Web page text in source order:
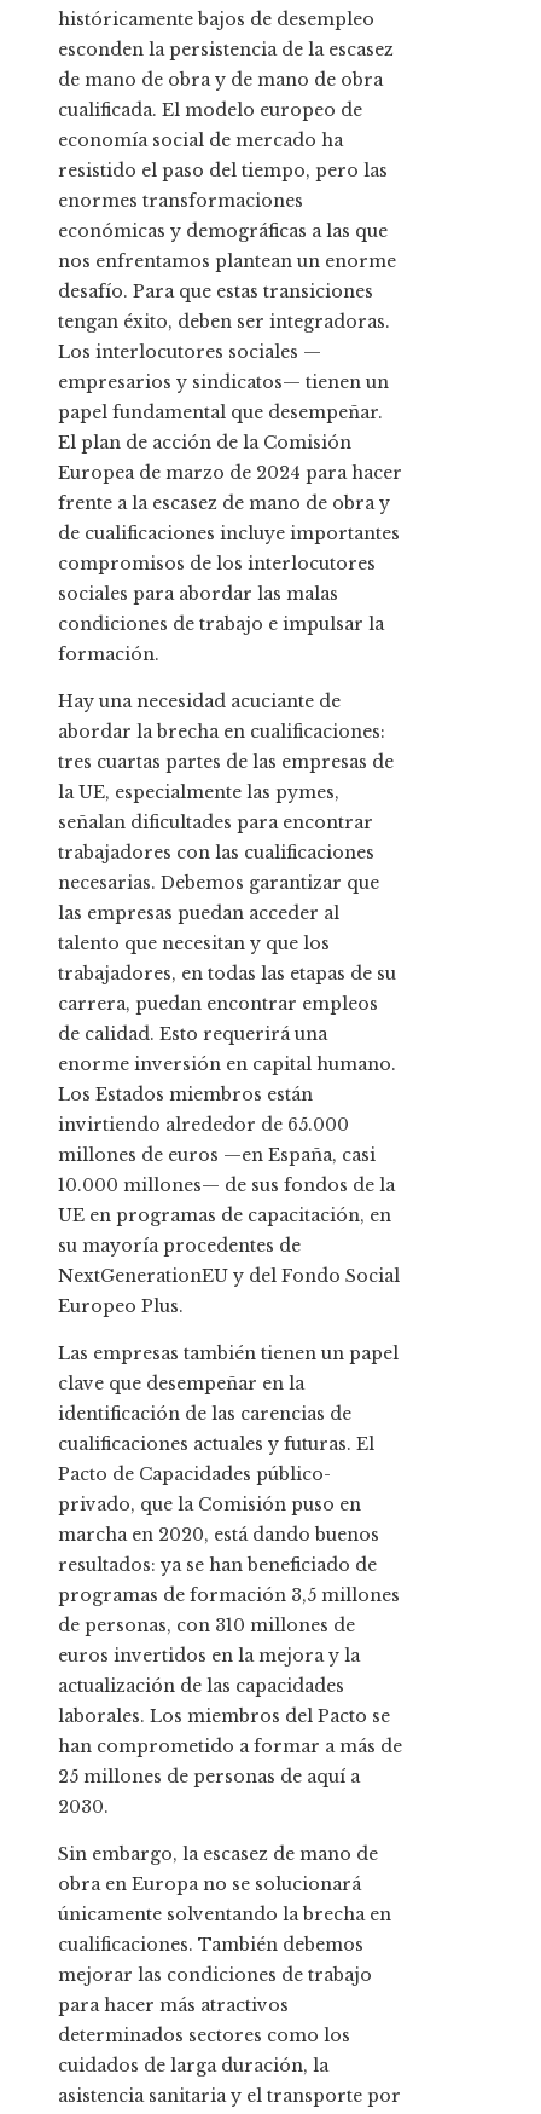
históricamente bajos de desempleo
esconden la persistencia de la escasez
de mano de obra y de mano de obra
cualificada. El modelo europeo de
economía social de mercado ha
resistido el paso del tiempo, pero las
enormes transformaciones
económicas y demográficas a las que
nos enfrentamos plantean un enorme
desafío. Para que estas transiciones
tengan éxito, deben ser integradoras.
Los interlocutores sociales —
empresarios y sindicatos— tienen un
papel fundamental que desempeñar.
El plan de acción de la Comisión
Europea de marzo de 2024 para hacer
frente a la escasez de mano de obra y
de cualificaciones incluye importantes
compromisos de los interlocutores
sociales para abordar las malas
condiciones de trabajo e impulsar la
formación.
Hay una necesidad acuciante de
abordar la brecha en cualificaciones:
tres cuartas partes de las empresas de
la UE, especialmente las pymes,
señalan dificultades para encontrar
trabajadores con las cualificaciones
necesarias. Debemos garantizar que
las empresas puedan acceder al
talento que necesitan y que los
trabajadores, en todas las etapas de su
carrera, puedan encontrar empleos
de calidad. Esto requerirá una
enorme inversión en capital humano.
Los Estados miembros están
invirtiendo alrededor de 65.000
millones de euros —en España, casi
10.000 millones— de sus fondos de la
UE en programas de capacitación, en
su mayoría procedentes de
NextGenerationEU y del Fondo Social
Europeo Plus.
Las empresas también tienen un papel
clave que desempeñar en la
identificación de las carencias de
cualificaciones actuales y futuras. El
Pacto de Capacidades público-
privado, que la Comisión puso en
marcha en 2020, está dando buenos
resultados: ya se han beneficiado de
programas de formación 3,5 millones
de personas, con 310 millones de
euros invertidos en la mejora y la
actualización de las capacidades
laborales. Los miembros del Pacto se
han comprometido a formar a más de
25 millones de personas de aquí a
2030.
Sin embargo, la escasez de mano de
obra en Europa no se solucionará
únicamente solventando la brecha en
cualificaciones. También debemos
mejorar las condiciones de trabajo
para hacer más atractivos
determinados sectores como los
cuidados de larga duración, la
asistencia sanitaria y el transporte por